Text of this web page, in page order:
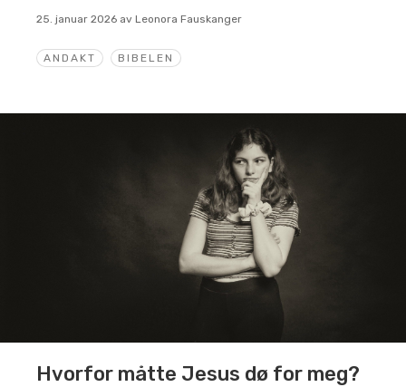
ANDAKT BIBELEN
25. januar 2026 av Leonora Fauskanger
Hvorfor måtte Jesus dø for meg?